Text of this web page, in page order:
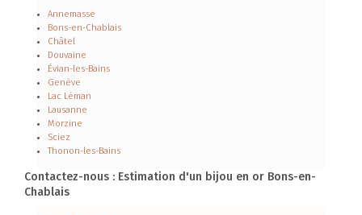
Annemasse
Bons-en-Chablais
Châtel
Douvaine
Évian-les-Bains
Genève
Lac Léman
Lausanne
Morzine
Sciez
Thonon-les-Bains
Contactez-nous : Estimation d'un bijou en or Bons-en-
Chablais